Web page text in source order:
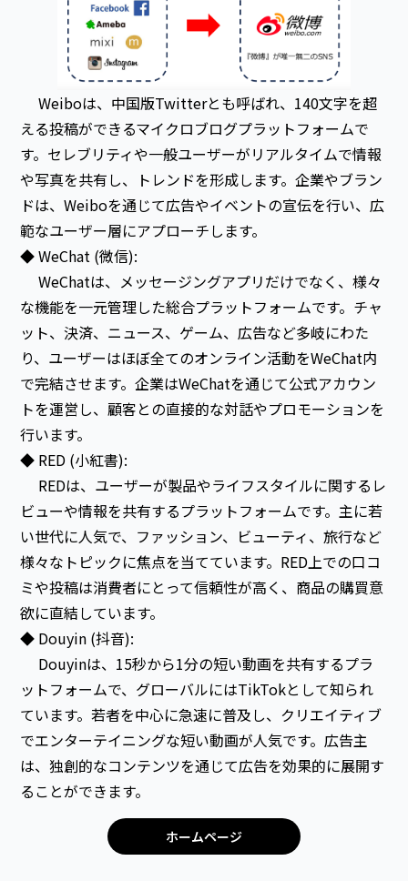
Weiboは、中国版Twitterとも呼ばれ、140文字を超
える投稿ができるマイクロブログプラットフォームで
す。セレブリティや一般ユーザーがリアルタイムで情報
や写真を共有し、トレンドを形成します。企業やブラン
ドは、Weiboを通じて広告やイベントの宣伝を行い、広
範なユーザー層にアプローチします。
◆ WeChat (微信):
WeChatは、メッセージングアプリだけでなく、様々
な機能を一元管理した総合プラットフォームです。チャ
ット、決済、ニュース、ゲーム、広告など多岐にわた
り、ユーザーはほぼ全てのオンライン活動をWeChat内
で完結させます。企業はWeChatを通じて公式アカウン
トを運営し、顧客との直接的な対話やプロモーションを
行います。
◆ RED (小紅書):
REDは、ユーザーが製品やライフスタイルに関するレ
ビューや情報を共有するプラットフォームです。主に若
い世代に人気で、ファッション、ビューティ、旅行など
様々なトピックに焦点を当てています。RED上での口コ
ミや投稿は消費者にとって信頼性が高く、商品の購買意
欲に直結しています。
◆ Douyin (抖音):
Douyinは、15秒から1分の短い動画を共有するプラ
ットフォームで、グローバルにはTikTokとして知られ
ています。若者を中心に急速に普及し、クリエイティブ
でエンターテイニングな短い動画が人気です。広告主
は、独創的なコンテンツを通じて広告を効果的に展開す
ることができます。
ホームページ